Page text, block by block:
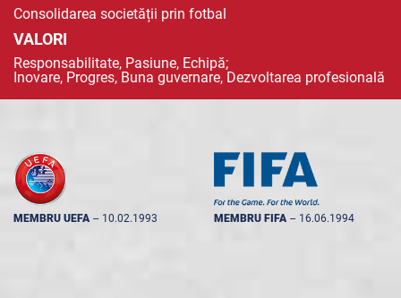
Consolidarea societății prin fotbal
VALORI
Responsabilitate, Pasiune, Echipă;
Inovare, Progres, Buna guvernare, Dezvoltarea profesională
MEMBRU UEFA -- 10.02.1993 MEMBRU FIFA -- 16.06.1994